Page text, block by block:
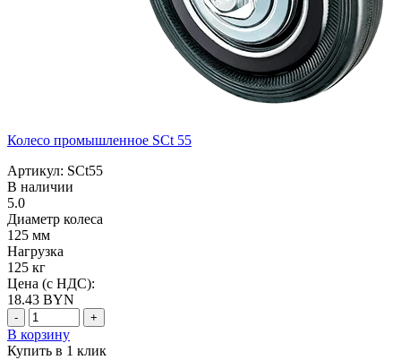
Колесо промышленное SCt 55
Артикул: SCt55
В наличии
5.0
Диаметр колеса
125 мм
Нагрузка
125 кг
Цена (с НДС):
18.43 BYN
- +
В корзину
Купить в 1 клик